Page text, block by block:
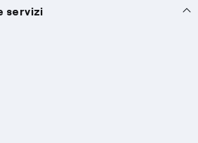
delle controversie
servizi